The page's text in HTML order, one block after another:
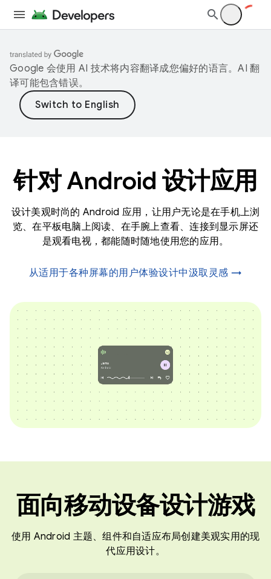
Google 会使用 AI 技术将内容翻译成您偏好的语言。AI 翻
译可能包含错误。
针对 Android 设计应用
设计美观时尚的 Android 应用，让用户无论是在手机上浏
览、在平板电脑上阅读、在手腕上查看、连接到显示屏还
是观看电视，都能随时随地使用您的应用。
从适用于各种屏幕的用户体验设计中汲取灵感 →
面向移动设备设计游戏
使用 Android 主题、组件和自适应布局创建美观实用的现
代应用设计。